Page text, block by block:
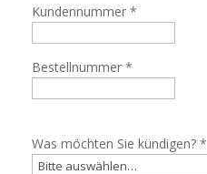
Kundennummer *
Bestellnummer *
Was möchten Sie kündigen? *